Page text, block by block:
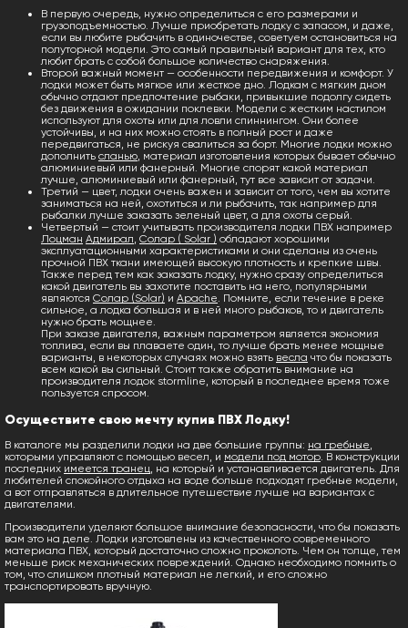
В первую очередь, нужно определиться с его размерами и
грузоподъемностью. Лучше приобретать лодку с запасом, и даже,
если вы любите рыбачить в одиночестве, советуем остановиться на
полуторной модели. Это самый правильный вариант для тех, кто
любит брать с собой большое количество снаряжения.
Второй важный момент — особенности передвижения и комфорт. У
лодки может быть мягкое или жесткое дно. Лодкам с мягким дном
обычно отдают предпочтение рыбаки, привыкшие подолгу сидеть
без движения в ожидании поклевки. Модели с жестким настилом
используют для охоты или для ловли спиннингом. Они более
устойчивы, и на них можно стоять в полный рост и даже
передвигаться, не рискуя свалиться за борт. Многие лодки можно
дополнить сланью, материал изготовления которых бывает обычно
алюминиевый или фанерный. Многие спорят какой материал
лучше, алюминиевый или фанерный, тут все зависит от задачи.
Третий — цвет, лодки очень важен и зависит от того, чем вы хотите
заниматься на ней, охотиться и ли рыбачить, так например для
рыбалки лучше заказать зеленый цвет, а для охоты серый.
Четвертый — стоит учитывать производителя лодки ПВХ например
Лоцман Адмирал, Солар ( Solar ) обладают хорошими
эксплуатационными характеристиками и они сделаны из очень
прочной ПВХ ткани имеющей высокую плотность и крепкие швы.
Также перед тем как заказать лодку, нужно сразу определиться
какой двигатель вы захотите поставить на него, популярными
являются Солар (Solar) и Apache. Помните, если течение в реке
сильное, а лодка большая и в ней много рыбаков, то и двигатель
нужно брать мощнее.
При заказе двигателя, важным параметром является экономия
топлива, если вы плаваете один, то лучше брать менее мощные
варианты, в некоторых случаях можно взять весла что бы показать
всем какой вы сильный. Стоит также обратить внимание на
производителя лодок stormline, который в последнее время тоже
пользуется спросом.
Осуществите свою мечту купив ПВХ Лодку!
В каталоге мы разделили лодки на две большие группы: на гребные,
которыми управляют с помощью весел, и модели под мотор. В конструкции
последних имеется транец, на который и устанавливается двигатель. Для
любителей спокойного отдыха на воде больше подходят гребные модели,
а вот отправляться в длительное путешествие лучше на вариантах с
двигателями.
Производители уделяют большое внимание безопасности, что бы показать
вам это на деле. Лодки изготовлены из качественного современного
материала ПВХ, который достаточно сложно проколоть. Чем он толще, тем
меньше риск механических повреждений. Однако необходимо помнить о
том, что слишком плотный материал не легкий, и его сложно
транспортировать вручную.